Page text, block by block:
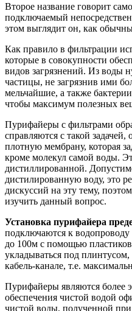
Второе название говорит
подключаемый
этом выглядит он, как
Как правило в фильтрации
которые в совокупности
видов загрязнений. Из воды
частицы, не загрязнив ими
мельчайшие, а также
чтобы максимум полезных
Пурифайеры с фильтрами
справляются с такой
плотную мембрану, которая
кроме молекул самой воды.
дистиллированной.
дистилированную воду, это
дискуссий на эту тему,
изучить данный вопрос.
Установка пурифайера
подключаются к
до 100м с помощью
укладываться под
кабель-канале, т.е.
Пурифайеры являются более
обеспечения чистой водой
чистой воды, полученной